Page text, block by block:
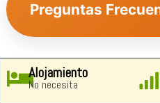
Preguntas
1. ¿Qué lugares puedo
Alojamiento
No necesita